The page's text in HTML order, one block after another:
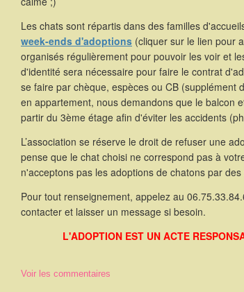
Les chats sont répartis dans des familles
week-ends d'adoptions (cliquer sur le lien pour
organisés régulièrement pour pouvoir les voir et
d'identité sera nécessaire pour faire le contrat
se faire par chèque, espèces ou CB (supplément
en appartement, nous demandons que le balcon
partir du 3ème étage afin d'éviter les accidents
L’association se réserve le droit de refuser une
pense que le chat choisi ne correspond pas à
n'acceptons pas les adoptions de chatons par des
Pour tout renseignement, appelez au
contacter et laisser un message si besoin.
L'ADOPTION EST UN ACTE
Voir les commentaires